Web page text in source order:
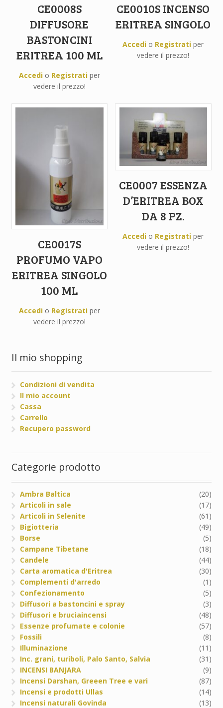
CE0008S
DIFFUSORE
BASTONCINI
ERITREA 100 ML
Accedio Registratiper
vedere il prezzo!
CE0010S INCENSO
ERITREA SINGOLO
Accedi o Registrati per
vedere il prezzo!
CE0017S
PROFUMO VAPO
ERITREA SINGOLO
100 ML
Accedio Registratiper
vedere il prezzo!
CE0007 ESSENZA
D’ERITREA BOX
DA 8 PZ.
Accedi o Registrati per
vedere il prezzo!
Il mio shopping
Condizioni di vendita
Il mio account
Cassa
Carrello
Recupero password
Categorie prodotto
Ambra Baltica
(20)
Articoli in sale
(17)
Articoli in Selenite
(61)
Bigiotteria
(49)
Borse
(5)
Campane Tibetane
(18)
Candele
(44)
Carta aromatica d'Eritrea
(30)
Complementi d'arredo
(1)
Confezionamento
(5)
Diffusori a bastoncini e spray
(3)
Diffusori e bruciaincensi
(48)
Essenze profumate e colonie
(57)
Fossili
(8)
Illuminazione
(11)
Inc. grani, turiboli, Palo Santo, Salvia
(31)
INCENSI BANJARA
(9)
Incensi Darshan, Greeen Tree e vari
(87)
Incensi e prodotti Ullas
(14)
Incensi naturali Govinda
(13)